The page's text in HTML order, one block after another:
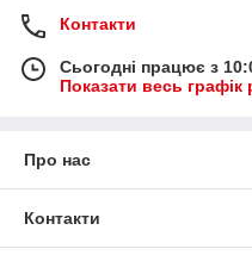
Контакти
Сьогодні працює з
Показати весь графік
Про нас
Контакти